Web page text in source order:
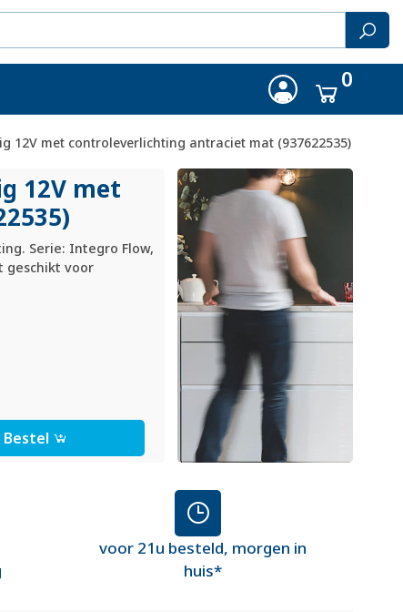
0
12V met controleverlichting antraciet mat (937622535)
12V met
Serie: Integro Flow,
geschikt voor
Bestel
voor 21u besteld, morgen in
huis*